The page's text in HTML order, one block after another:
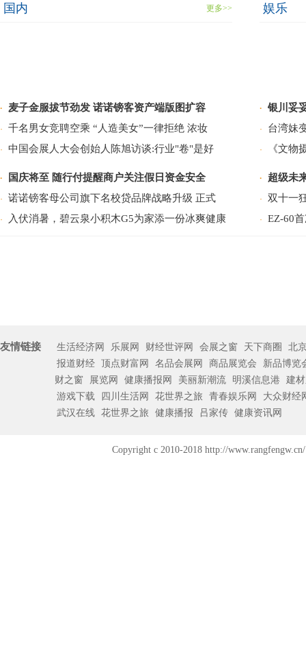
国内 更多>>
· 麦子金服拔节劲发 诺诺镑客资产端版图扩容
· 千名男女竞聘空乘 “人造美女”一律拒绝 浓妆
· 中国会展人大会创始人陈旭访谈:行业"卷"是好
· 国庆将至 随行付提醒商户关注假日资金安全
· 诺诺镑客母公司旗下名校贷品牌战略升级 正式
· 入伏消暑，碧云泉小积木G5为家添一份冰爽健康
娱乐
· 银川妥
· 台湾妹
· 《文物
· 超级未
· 双十一
· EZ-60
友情链接 生活经济网 乐展网 财经世评网 会展之窗 天下商圈
北
报道财经 顶点财富网 名品会展网 商品展览会
新品博览
财之窗
展览网 健康播报网 美丽新潮流 明溪信息港
建
游戏下载
四川生活网 花世界之旅 青春娱乐网
大众财经
武汉在线 花世界之旅 健康播报 吕家传 健康资讯网
Copyright c 2010-2018 http://